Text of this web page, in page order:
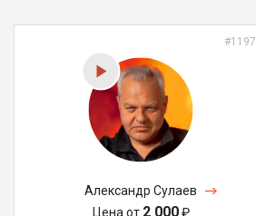
#1197
Александр Сулаев
Цена от 2 000₽